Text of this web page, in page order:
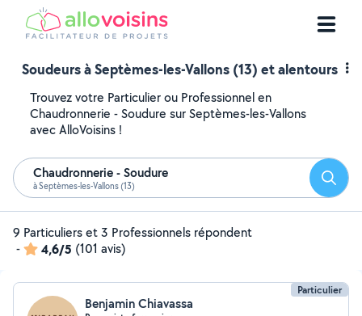
Soudeurs à Septèmes-les-Vallons (13) et alentours
Trouvez votre Particulier ou Professionnel en
Chaudronnerie - Soudure sur Septèmes-les-Vallons
avec AlloVoisins !
Chaudronnerie - Soudure
à Septèmes-les-Vallons (13)
9 Particuliers et 3 Professionnels répondent
-
4,6/5 (101 avis)
Particulier
Benjamin Chiavassa